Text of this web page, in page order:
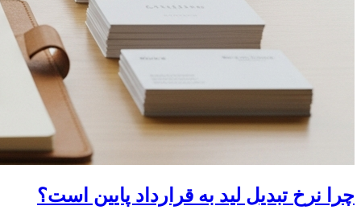
چرا نرخ تبدیل لید به قرارداد پایین است؟